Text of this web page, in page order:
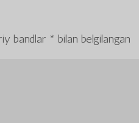
bandlar * bilan belgilangan